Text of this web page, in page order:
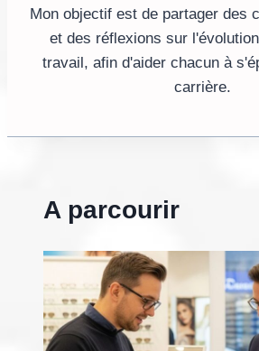
Mon objectif est de partager des
et des réflexions sur
travail, afin d'aider chacun à
carrière.
A parcourir